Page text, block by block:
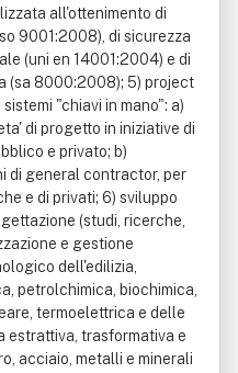
all'ottenimento di
9001:2008), di sicurezza
(uni en 14001:2004) e di
(sa 8000:2008); 5) project
"chiavi in mano": a)
di progetto in iniziative di
e privato; b)
di general contractor, per
e di privati; 6) sviluppo
(studi, ricerche,
e gestione
dell'edilizia,
petrolchimica, biochimica,
termoelettrica e delle
estrattiva, trasformativa e
acciaio, metalli e minerali